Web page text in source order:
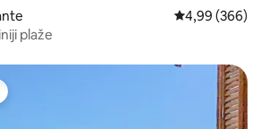
Prosječna
4,99 (366)
plaže
s oznakom „Odabrali gosti”